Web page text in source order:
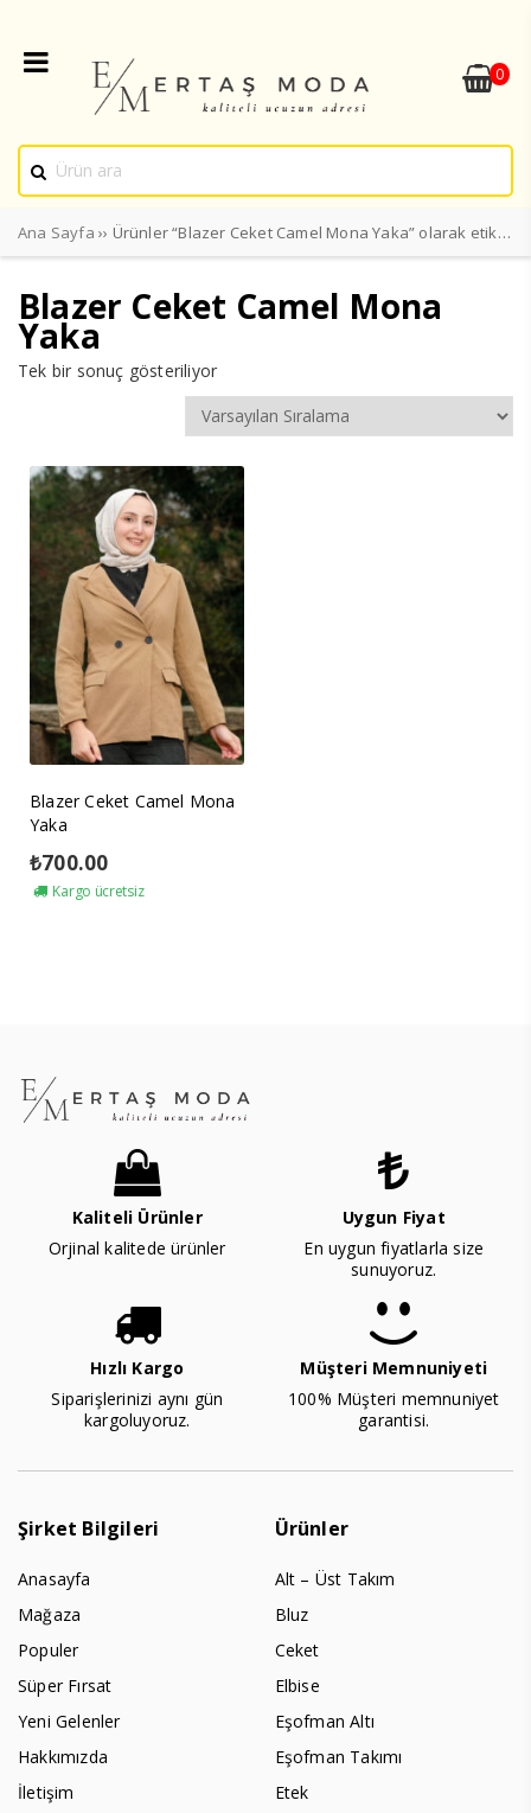
0
Ana Sayfa ›› Ürünler “Blazer Ceket Camel Mona Yaka” olarak etiketlendi
Blazer Ceket Camel Mona
Yaka
Tek bir sonuç gösteriliyor
Blazer Ceket Camel Mona
Yaka
₺700.00
Kargo ücretsiz
Kaliteli Ürünler
Orjinal kalitede ürünler
Uygun Fiyat
En uygun fiyatlarla size
sunuyoruz.
Hızlı Kargo
Siparişlerinizi aynı gün
kargoluyoruz.
Müşteri Memnuniyeti
100% Müşteri memnuniyet
garantisi.
Şirket Bilgileri
Anasayfa
Mağaza
Populer
Süper Fırsat
Yeni Gelenler
Hakkımızda
İletişim
Ürünler
Alt – Üst Takım
Bluz
Ceket
Elbise
Eşofman Altı
Eşofman Takımı
Etek